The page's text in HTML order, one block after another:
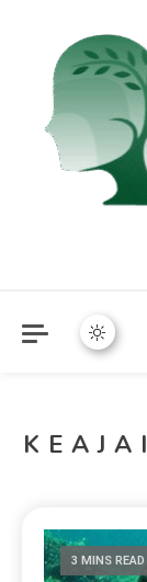
3 MINS READ